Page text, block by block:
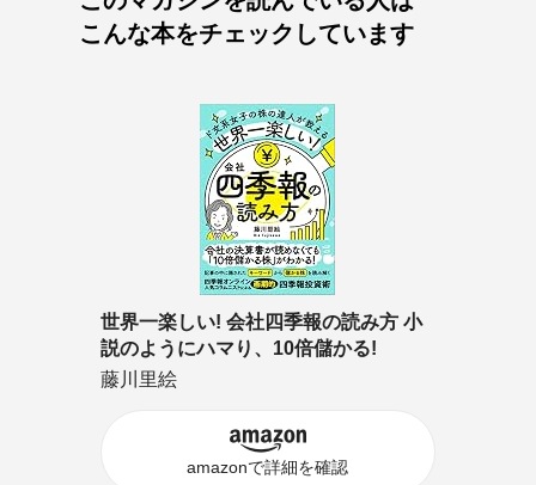
こんな本をチェックしています
世界一楽しい! 会社四季報の読み方 小
説のようにハマり、10倍儲かる!
藤川里絵
amazonで詳細を確認